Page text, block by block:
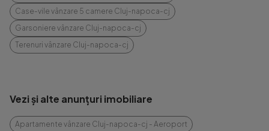
Case-vile vânzare 5 camere Cluj-napoca-cj
Garsoniere vânzare Cluj-napoca-cj
Terenuri vânzare Cluj-napoca-cj
Vezi și alte anunțuri imobiliare
Apartamente vânzare Cluj-napoca-cj - Aeroport